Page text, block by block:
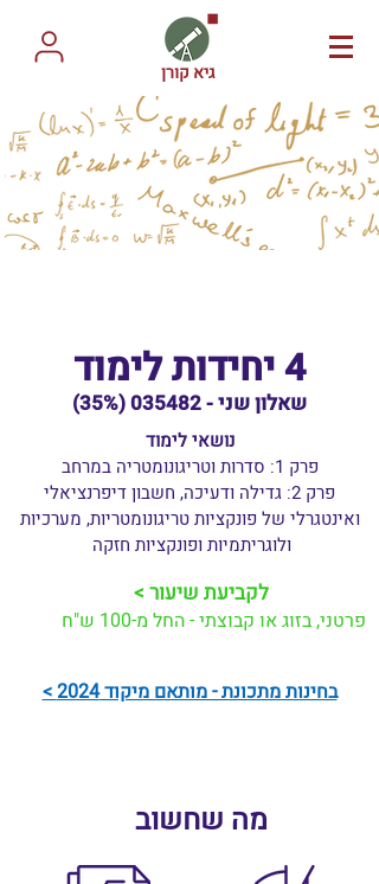
גיא קורן
4 יחידות לימוד
שאלון שני - 035482
(35%)
נושאי לימוד
פרק 1: סדרות וטריגונומטריה במרחב
פרק 2: גדילה ודעיכה, חשבון דיפרנציאלי
ואינטגרלי של פונקציות טריגונומטריות, מערכיות
ולוגריתמיות ופונקציות חזקה
< לקביעת שיעור
פרטני, בזוג או קבוצתי - החל מ-100 ש"ח
בחינות מתכונת - מותאם מיקוד 2024 >
מה שחשוב